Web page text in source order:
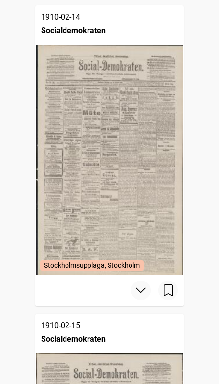
1910-02-14
Socialdemokraten
Stockholmsupplaga, Stockholm
1910-02-15
Socialdemokraten